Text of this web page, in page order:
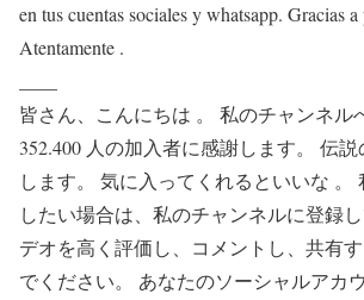
en tus cuentas sociales y whatsapp. Gracias
Atentamente .
皆さん、こんにちは 。 私のチャンネル
352.400 人の加入者に感謝します。 伝
します。 気に入ってくれるといいな 。
したい場合は、私のチャンネルに登録
デオを高く評価し、コメントし、共有
でください。 あなたのソーシャルアカ